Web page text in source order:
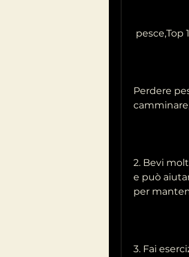
pesce,Top
Perdere
2. Bevi
e può
per
3. Fai